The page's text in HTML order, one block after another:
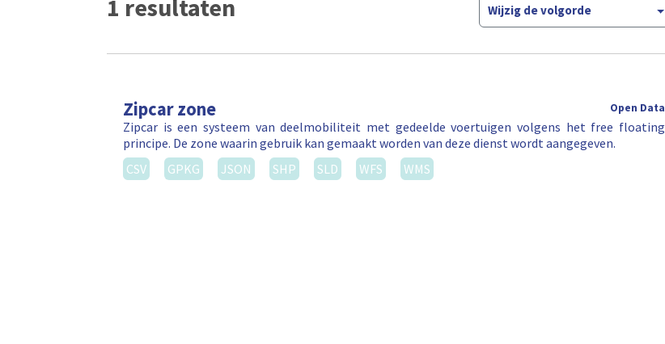
1 resultaten Wijzig de volgorde
Zipcar zone Open Data
Zipcar is een systeem van deelmobiliteit met gedeelde voertuigen volgens het free floating
principe. De zone waarin gebruik kan gemaakt worden van deze dienst wordt aangegeven.
CSV
GPKG JSON SHP SLD WFS WMS